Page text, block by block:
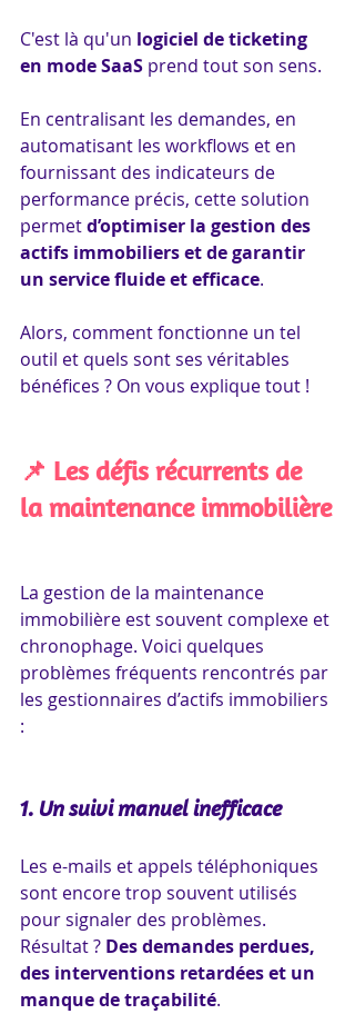
C'est là qu'un logiciel de ticketing
en mode SaaS prend tout son sens.
En centralisant les demandes, en
automatisant les workflows et en
fournissant des indicateurs de
performance précis, cette solution
permet d’optimiser la gestion des
actifs immobiliers et de garantir
un service fluide et efficace.
Alors, comment fonctionne un tel
outil et quels sont ses véritables
bénéfices ? On vous explique tout !
📌 Les défis récurrents de
la maintenance immobilière
La gestion de la maintenance
immobilière est souvent complexe et
chronophage. Voici quelques
problèmes fréquents rencontrés par
les gestionnaires d’actifs immobiliers
:
1. Un suivi manuel inefficace
Les e-mails et appels téléphoniques
sont encore trop souvent utilisés
pour signaler des problèmes.
Résultat ? Des demandes perdues,
des interventions retardées et un
manque de traçabilité.